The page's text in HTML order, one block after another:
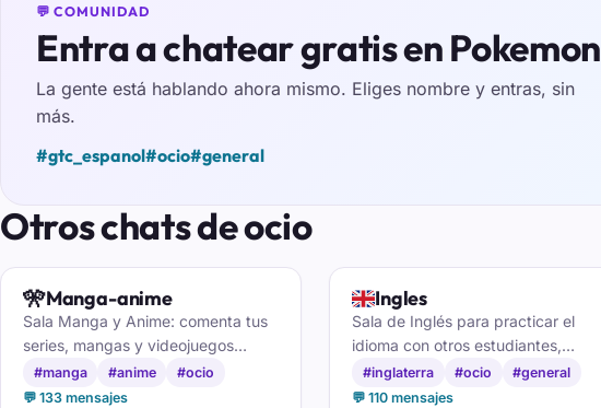
💬 COMUNIDAD
Entra a chatear gratis en Pokemon
La gente está hablando ahora mismo. Eliges nombre y entras, sin
más.
#gtc_espanol#ocio#general
Otros chats de ocio
🎌Manga-anime
Sala Manga y Anime: comenta tus
series, mangas y videojuegos
favoritos, recomienda títulos y
encuentra otakus con tus mismos
#manga #anime
#ocio
💬 133 mensajes
🇬🇧Ingles
Sala de Inglés para practicar el
idioma con otros estudiantes,
resolver dudas y hablar con gente
que vive o ha vivido en países
#inglaterra #ocio
#general
💬 110 mensajes